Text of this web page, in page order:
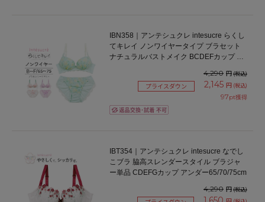
IBN358｜アンテシュクレ intesucre らくし
てキレイ ノンワイヤータイプ ブラセット
ナチュラルバストメイク BCDEFカップ ア
4,290 円(税込)
プライスダウン 2,145 円 (税込)
97pt獲得
IBT354｜アンテシュクレ intesucre なでし
こブラ 脇高スレンダースタイル ブラジャ
ー単品 CDEFGカップ アンダー65/70/75cm
4,290 円(税込)